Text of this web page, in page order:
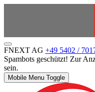
FNEXT AG +49 5402 /
Spambots geschützt! Zur
sein.
Mobile Menu Toggle